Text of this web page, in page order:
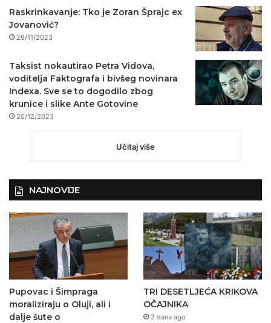
Raskrinkavanje: Tko je Zoran Šprajc ex
Jovanović?
29/11/2023
Taksist nokautirao Petra Vidova,
voditelja Faktografa i bivšeg novinara
Indexa. Sve se to dogodilo zbog
krunice i slike Ante Gotovine
20/12/2023
Učitaj više
NAJNOVIJE
Pupovac i Šimpraga
moraliziraju o Oluji, ali i
dalje šute o
TRI DESETLJEĆA KRIKOVA
OČAJNIKA
2 dana ago